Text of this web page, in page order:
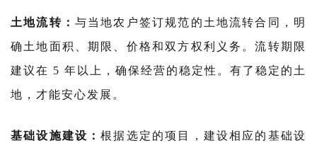
土地流转： 与当地农户签订规范的土地流转合同，明
确土地面积、期限、价格和双方权利义务。流转期限
建议在 5 年以上，确保经营的稳定性。有了稳定的土
地，才能安心发展。
基础设施建设：根据选定的项目，建设相应的基础设